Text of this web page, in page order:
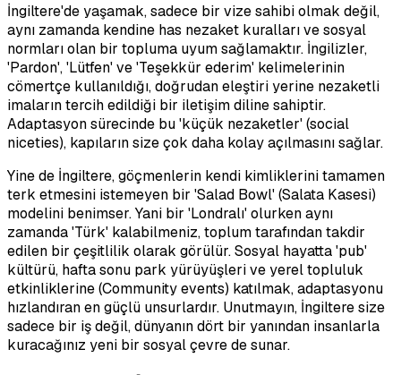
İngiltere'de yaşamak, sadece bir vize sahibi olmak değil,
aynı zamanda kendine has nezaket kuralları ve sosyal
normları olan bir topluma uyum sağlamaktır. İngilizler,
'Pardon', 'Lütfen' ve 'Teşekkür ederim' kelimelerinin
cömertçe kullanıldığı, doğrudan eleştiri yerine nezaketli
imaların tercih edildiği bir iletişim diline sahiptir.
Adaptasyon sürecinde bu 'küçük nezaketler' (social
niceties), kapıların size çok daha kolay açılmasını sağlar.
Yine de İngiltere, göçmenlerin kendi kimliklerini tamamen
terk etmesini istemeyen bir 'Salad Bowl' (Salata Kasesi)
modelini benimser. Yani bir 'Londralı' olurken aynı
zamanda 'Türk' kalabilmeniz, toplum tarafından takdir
edilen bir çeşitlilik olarak görülür. Sosyal hayatta 'pub'
kültürü, hafta sonu park yürüyüşleri ve yerel topluluk
etkinliklerine (Community events) katılmak, adaptasyonu
hızlandıran en güçlü unsurlardır. Unutmayın, İngiltere size
sadece bir iş değil, dünyanın dört bir yanından insanlarla
kuracağınız yeni bir sosyal çevre de sunar.